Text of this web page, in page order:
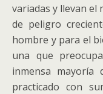
variadas y llevan el
de peligro
hombre y para el
una que
inmensa mayoría
practicado con